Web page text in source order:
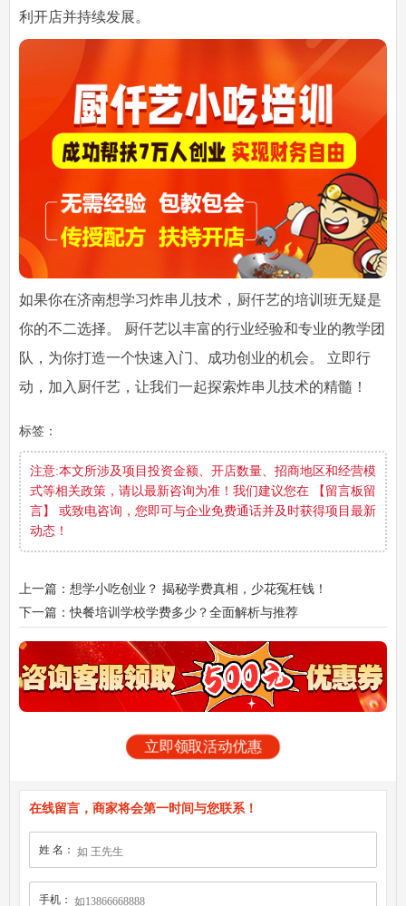
利开店并持续发展。
如果你在济南想学习炸串儿技术，厨仟艺的培训班无疑是
你的不二选择。 厨仟艺以丰富的行业经验和专业的教学团
队，为你打造一个快速入门、成功创业的机会。 立即行
动，加入厨仟艺，让我们一起探索炸串儿技术的精髓！
标签：
注意:本文所涉及项目投资金额、开店数量、招商地区和经营模
式等相关政策，请以最新咨询为准！我们建议您在 【留言板留
言】 或致电咨询，您即可与企业免费通话并及时获得项目最新
动态！
上一篇：想学小吃创业？ 揭秘学费真相，少花冤枉钱！
下一篇：快餐培训学校学费多少？全面解析与推荐
立即领取活动优惠
在线留言，商家将会第一时间与您联系！
姓 名：
手机：